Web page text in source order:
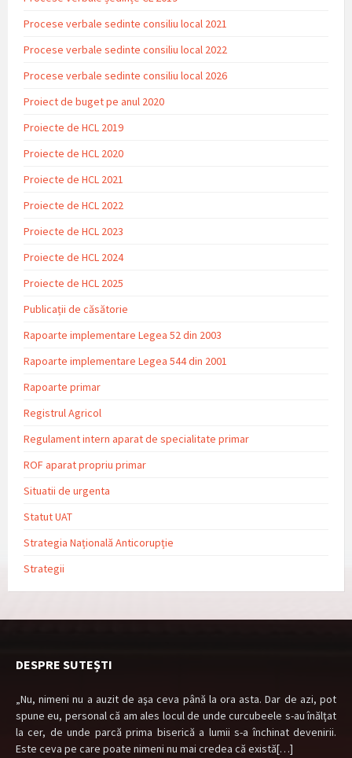
Procese verbale sedinte consiliu local 2021
Procese verbale sedinte consiliu local 2022
Procese verbale sedinte consiliu local 2026
Proiect de buget pe anul 2020
Proiecte de HCL 2019
Proiecte de HCL 2020
Proiecte de HCL 2021
Proiecte de HCL 2022
Proiecte de HCL 2023
Proiecte de HCL 2024
Proiecte de HCL 2025
Publicații de căsătorie
Rapoarte implementare Legea 52 din 2003
Rapoarte implementare Legea 544 din 2001
Rapoarte primar
Registrul Agricol
Regulament intern aparat de specialitate primar
ROF aparat propriu primar
Situatii de urgenta
Statut UAT
Strategia Națională Anticorupție
Strategii
DESPRE SUTEȘTI
„Nu, nimeni nu a auzit de aşa ceva până la ora asta. Dar de azi, pot
spune eu, personal că am ales locul de unde curcubeele s-au înălţat
la cer, de unde parcă prima biserică a lumii s-a închinat devenirii.
Este ceva pe care poate nimeni nu mai credea că există[…]